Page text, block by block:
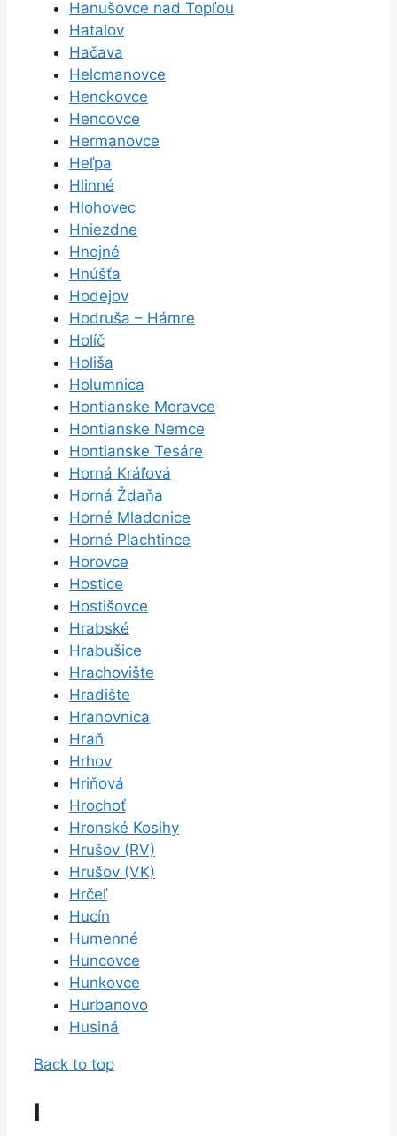
Hanušovce nad Topľou
Hatalov
Hačava
Helcmanovce
Henckovce
Hencovce
Hermanovce
Heľpa
Hlinné
Hlohovec
Hniezdne
Hnojné
Hnúšťa
Hodejov
Hodruša – Hámre
Holíč
Holiša
Holumnica
Hontianske Moravce
Hontianske Nemce
Hontianske Tesáre
Horná Kráľová
Horná Ždaňa
Horné Mladonice
Horné Plachtince
Horovce
Hostice
Hostišovce
Hrabské
Hrabušice
Hrachovište
Hradište
Hranovnica
Hraň
Hrhov
Hriňová
Hrochoť
Hronské Kosihy
Hrušov (RV)
Hrušov (VK)
Hrčeľ
Hucín
Humenné
Huncovce
Hunkovce
Hurbanovo
Husiná
Back to top
I